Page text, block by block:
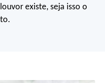
existe, seja isso o